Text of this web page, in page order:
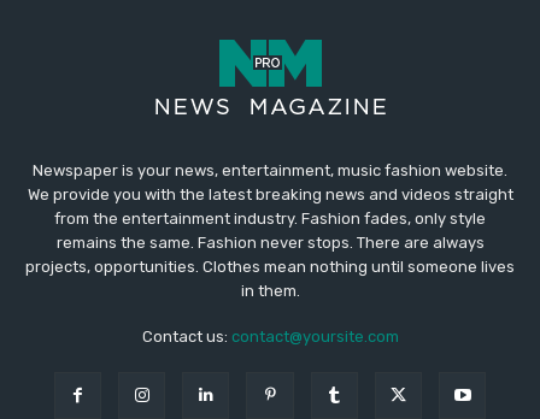
Newspaper is your news, entertainment, music fashion website.
We provide you with the latest breaking news and videos straight
from the entertainment industry. Fashion fades, only style
remains the same. Fashion never stops. There are always
projects, opportunities. Clothes mean nothing until someone lives
in them.
Contact us: contact@yoursite.com